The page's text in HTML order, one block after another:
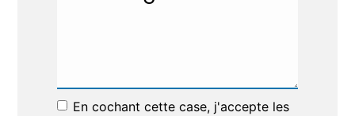
En cochant cette case, j'accepte les